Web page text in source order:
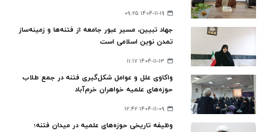
آگاهی‌بخشی
۱۴۰۴-۱۱-۱۹ ۰۹:۲۵
جهاد تبیین، مسیر عبور جامعه از فتنه‌ها و زمینه‌ساز
تمدن نوین اسلامی است
۱۴۰۴-۱۱-۱۳ ۱۱:۱۷
واکاوی علل و عوامل شکل‌گیری فتنه در جمع طلاب
حوزه‌های علمیه خواهران خرم‌آباد
۱۴۰۴-۱۱-۰۹ ۱۲:۴۲
وظیفه تاریخی حوزه‌های علمیه در میدان فتنه؛